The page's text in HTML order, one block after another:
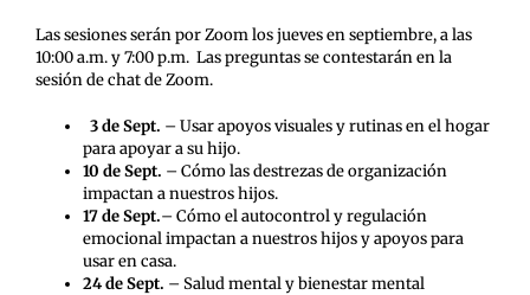
Las sesiones serán por Zoom los jueves en septiembre, a las
10:00 a.m. y 7:00 p.m. Las preguntas se contestarán en la
sesión de chat de Zoom.
3 de Sept. – Usar apoyos visuales y rutinas en el hogar
para apoyar a su hijo.
10 de Sept. – Cómo las destrezas de organización
impactan a nuestros hijos.
17 de Sept.– Cómo el autocontrol y regulación
emocional impactan a nuestros hijos y apoyos para
usar en casa.
24 de Sept. – Salud mental y bienestar mental